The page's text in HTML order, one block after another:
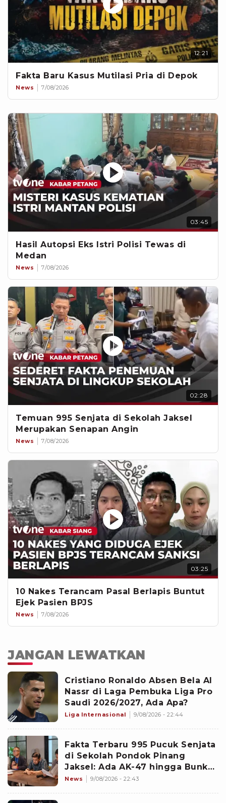
12:21
Fakta Baru Kasus Mutilasi Pria di Depok
News 7/08/2026
03:45
Hasil Autopsi Eks Istri Polisi Tewas di
Medan
News 7/08/2026
02:28
Temuan 995 Senjata di Sekolah Jaksel
Merupakan Senapan Angin
News 7/08/2026
03:25
10 Nakes Terancam Pasal Berlapis Buntut
Ejek Pasien BPJS
News 7/08/2026
JANGAN LEWATKAN
Cristiano Ronaldo Absen Bela Al
Nassr di Laga Pembuka Liga Pro
Saudi 2026/2027, Ada Apa?
Liga Internasional 9/08/2026 - 22:44
Fakta Terbaru 995 Pucuk Senjata
di Sekolah Pondok Pinang
Jaksel: Ada AK-47 hingga Bunker
Terkunci
News 9/08/2026 - 22:43